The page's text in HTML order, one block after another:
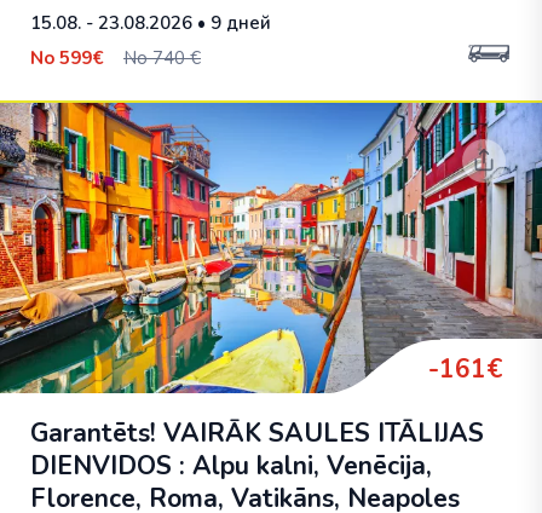
15.08. - 23.08.2026 • 9 дней
No 599€ No 740 €
-161€
Garantēts! VAIRĀK SAULES ITĀLIJAS
DIENVIDOS : Alpu kalni, Venēcija,
Florence, Roma, Vatikāns, Neapoles